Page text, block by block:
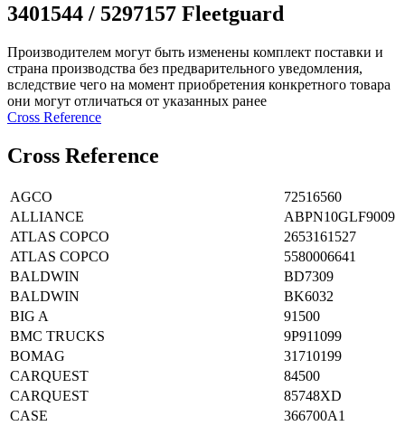
3401544 / 5297157 Fleetguard
Производителем могут быть изменены комплект поставки и
страна производства без предварительного уведомления,
вследствие чего на момент приобретения конкретного товара
они могут отличаться от указанных ранее
Сross Reference
Сross Reference
AGCO
72516560
ALLIANCE
ABPN10GLF9009
ATLAS COPCO
2653161527
ATLAS COPCO
5580006641
BALDWIN
BD7309
BALDWIN
BK6032
BIG A
91500
BMC TRUCKS
9P911099
BOMAG
31710199
CARQUEST
84500
CARQUEST
85748XD
CASE
366700A1